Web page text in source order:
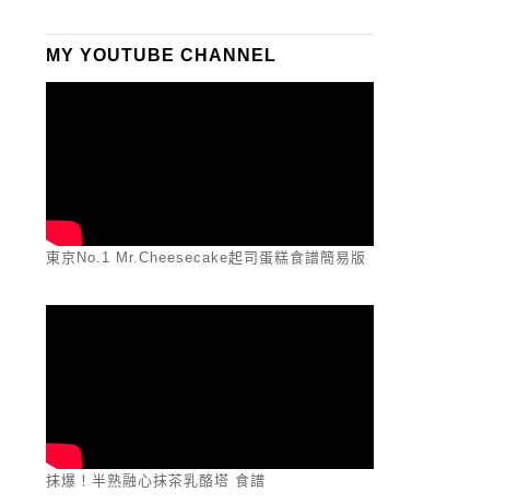
MY YOUTUBE CHANNEL
東京No.1 Mr.Cheesecake起司蛋糕食譜簡易版
抹爆！半熟融心抹茶乳酪塔 食譜